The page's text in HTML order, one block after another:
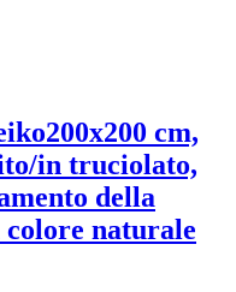
200x200 cm,
in truciolato,
della
naturale